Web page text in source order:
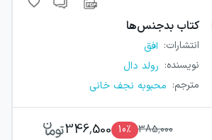
کتاب بدجنس‌ها
انتشارات: افق
نویسنده: رولد دال
مترجم: محبوبه نجف خانی
385,000
10٪ 346,500